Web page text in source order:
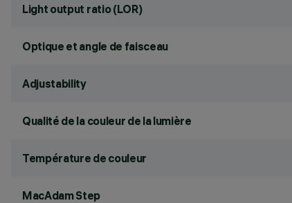
Light output ratio (LOR)
Optique et angle de faisceau
Adjustability
Qualité de la couleur de la lumière
Température de couleur
MacAdam Step